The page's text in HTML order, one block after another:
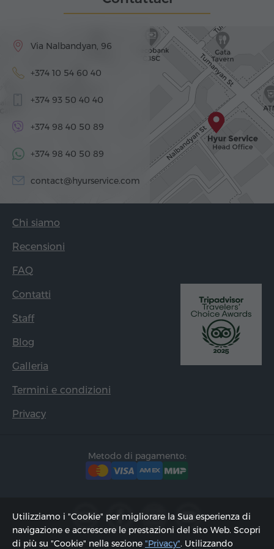
Via Nalbandyan, 96
+374 10 54 60 40
+374 93 50 40 40
+374 98 40 50 89
+374 98 40 50 89
contact@hyurservice.com
Chi siamo
Recensioni
FAQ
Contatti
Staff
Blog
Galleria
Termini e condizioni
Privacy
Metodo di pagamento:
Utilizziamo i "Cookie" per migliorare la Sua esperienza di
navigazione e accrescere le prestazioni del sito Web. Scopri
di più su "Cookie" nella sezione "Privacy". Utilizzando